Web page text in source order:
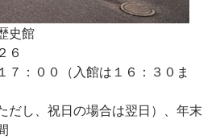
史館
６
７：００（入館は１６：３０ま
だし、祝日の場合は翌日）、年末